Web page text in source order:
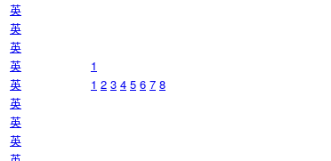
英
英
英
英
1
英 1 2 3 4 5 6 7 8
英
英
英